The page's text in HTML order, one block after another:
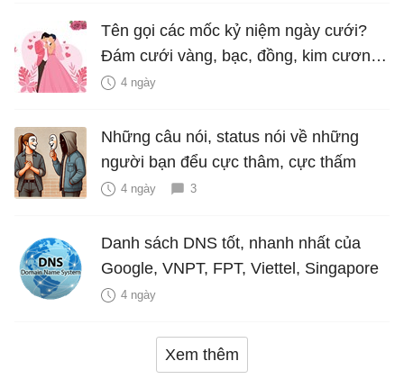
Tên gọi các mốc kỷ niệm ngày cưới?
Đám cưới vàng, bạc, đồng, kim cương
là bao nhiêu năm?
4 ngày
Những câu nói, status nói về những
người bạn đểu cực thâm, cực thấm
4 ngày 3
Danh sách DNS tốt, nhanh nhất của
Google, VNPT, FPT, Viettel, Singapore
4 ngày
Xem thêm